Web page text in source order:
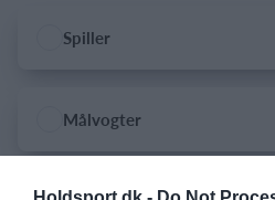
Spiller
Målvogter